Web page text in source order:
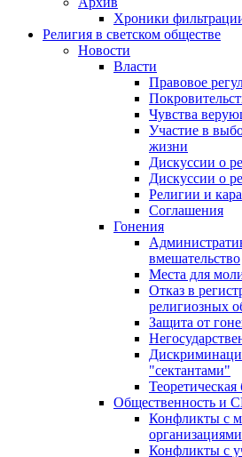
Хроники
Религия в светском обществе
Новости
Власти
Правовое
Чувства
Участие в
жизни
Дискуссии о
Дискуссии о
Религии и
Соглашения
Гонения
вмешательство
Места для
Отказ в
религиозных
Защита от
"сектантами"
Теоретическая
Общественность и
Конфликты с
организациями
Конфликты с